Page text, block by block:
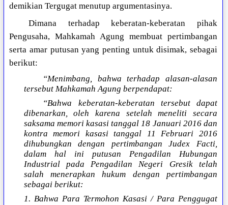
demikian Tergugat menutup argumentasinya.
Dimana terhadap keberatan-keberatan pihak
Pengusaha, Mahkamah Agung membuat pertimbangan
serta amar putusan yang penting untuk disimak, sebagai
berikut:
“Menimbang, bahwa terhadap alasan-alasan
tersebut Mahkamah Agung berpendapat:
“Bahwa keberatan-keberatan tersebut dapat
dibenarkan, oleh karena setelah meneliti secara
saksama memori kasasi tanggal 18 Januari 2016 dan
kontra memori kasasi tanggal 11 Februari 2016
dihubungkan dengan pertimbangan Judex Facti,
dalam hal ini putusan Pengadilan Hubungan
Industrial pada Pengadilan Negeri Gresik telah
salah menerapkan hukum dengan pertimbangan
sebagai berikut:
1. Bahwa Para Termohon Kasasi / Para Penggugat